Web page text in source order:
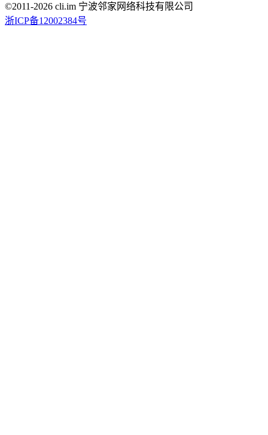
©2011-2026 cli.im 宁波邻家网络科技有限公司
浙ICP备12002384号